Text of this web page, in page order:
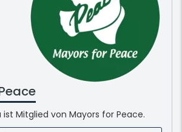
Mitglied von Mayors for Peace.